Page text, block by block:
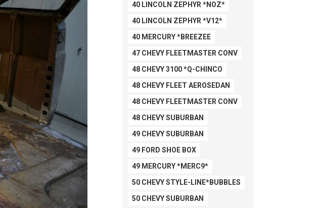
40 LINCOLN ZEPHYR *NOZ*
40 LINCOLN ZEPHYR *V12*
40 MERCURY *BREEZEE
47 CHEVY FLEETMASTER CONV
48 CHEVY 3100 *Q-CHINCO
48 CHEVY FLEET AEROSEDAN
48 CHEVY FLEETMASTER CONV
48 CHEVY SUBURBAN
49 CHEVY SUBURBAN
49 FORD SHOE BOX
49 MERCURY *MERC9*
50 CHEVY STYLE-LINE*BUBBLES
50 CHEVY SUBURBAN